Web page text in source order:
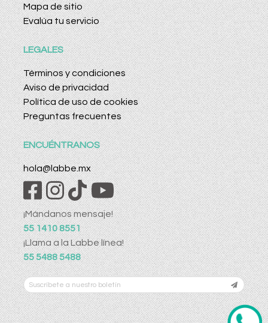
Mapa de sitio
Evalúa tu servicio
LEGALES
Términos y condiciones
Aviso de privacidad
Política de uso de cookies
Preguntas frecuentes
ENCUÉNTRANOS
hola@labbe.mx
¡Mándanos mensaje!
55 1410 8551
¡Llama a la Labbe línea!
55 5488 5488